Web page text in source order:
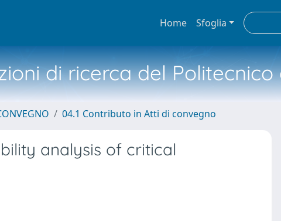
Home Sfoglia
di ricerca del Politecnico
04.1 Contributo in Atti di convegno
analysis of critical